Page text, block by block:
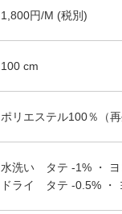
1,800円/M (税別)
100 cm
ポリエステル100％（
水洗い タテ-1% ・
ドライ タテ-0.5% ・